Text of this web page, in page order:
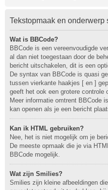
Tekstopmaak en onderwerp
Wat is BBCode?
BBCode is een vereenvoudigde
al dan niet toegestaan door de
bericht uitschakelen, dit is een
De syntax van BBCode is quasi
tussen vierkante haakjes [ en ]
geeft het ook een grotere controle
Meer informatie omtrent BBCode
kan openen als je een bericht
Kan ik HTML gebruiken?
Nee, het is niet mogelijk om je
De meeste opmaak die je via
BBCode mogelijk.
Wat zijn Smilies?
Smilies zijn kleine afbeeldingen